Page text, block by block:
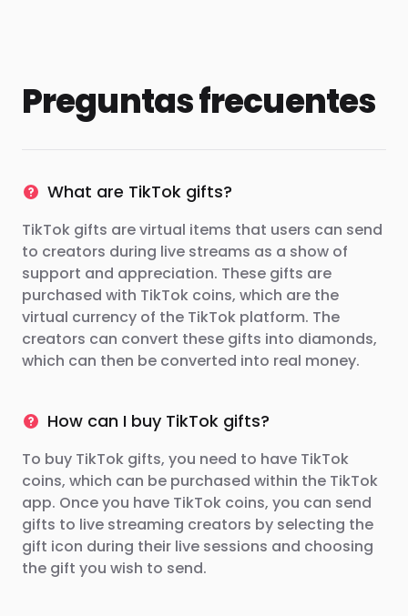
Preguntas frecuentes
What are TikTok gifts?
TikTok gifts are virtual items that users can send
to creators during live streams as a show of
support and appreciation. These gifts are
purchased with TikTok coins, which are the
virtual currency of the TikTok platform. The
creators can convert these gifts into diamonds,
which can then be converted into real money.
How can I buy TikTok gifts?
To buy TikTok gifts, you need to have TikTok
coins, which can be purchased within the TikTok
app. Once you have TikTok coins, you can send
gifts to live streaming creators by selecting the
gift icon during their live sessions and choosing
the gift you wish to send.